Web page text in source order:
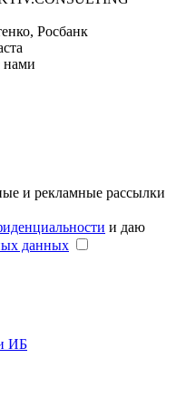
Росбанк
нами
и рекламные рассылки
и даю
данных
ИБ